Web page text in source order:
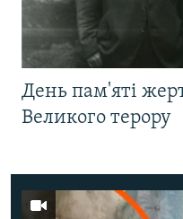
День пам'яті
Великого терору